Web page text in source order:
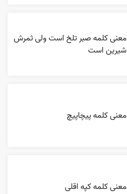
معنی کلمه صبر تلخ است ولی ثمرش
شیرین است
معنی کلمه پیچاپیچ
معنی کلمه کپه اقلی